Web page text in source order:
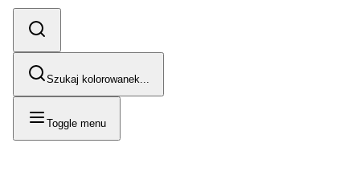
Szukaj kolorowanek...
Toggle menu